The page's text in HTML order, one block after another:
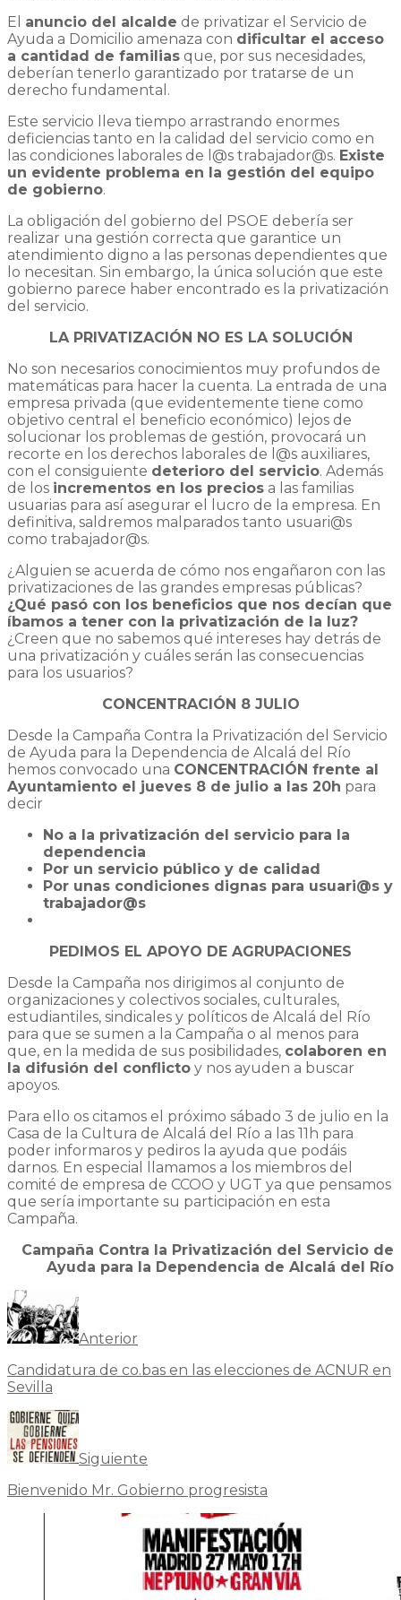
El anuncio del alcalde de privatizar el Servicio de
Ayuda a Domicilio amenaza con dificultar el acceso
a cantidad de familias que, por sus necesidades,
deberían tenerlo garantizado por tratarse de un
derecho fundamental.
Este servicio lleva tiempo arrastrando enormes
deficiencias tanto en la calidad del servicio como en
las condiciones laborales de l@s trabajador@s. Existe
un evidente problema en la gestión del equipo
de gobierno.
La obligación del gobierno del PSOE debería ser
realizar una gestión correcta que garantice un
atendimiento digno a las personas dependientes que
lo necesitan. Sin embargo, la única solución que este
gobierno parece haber encontrado es la privatización
del servicio.
LA PRIVATIZACIÓN NO ES LA SOLUCIÓN
No son necesarios conocimientos muy profundos de
matemáticas para hacer la cuenta. La entrada de una
empresa privada (que evidentemente tiene como
objetivo central el beneficio económico) lejos de
solucionar los problemas de gestión, provocará un
recorte en los derechos laborales de l@s auxiliares,
con el consiguiente deterioro del servicio. Además
de los incrementos en los precios a las familias
usuarias para así asegurar el lucro de la empresa. En
definitiva, saldremos malparados tanto usuari@s
como trabajador@s.
¿Alguien se acuerda de cómo nos engañaron con las
privatizaciones de las grandes empresas públicas?
¿Qué pasó con los beneficios que nos decían que
íbamos a tener con la privatización de la luz?
¿Creen que no sabemos qué intereses hay detrás de
una privatización y cuáles serán las consecuencias
para los usuarios?
CONCENTRACIÓN 8 JULIO
Desde la Campaña Contra la Privatización del Servicio
de Ayuda para la Dependencia de Alcalá del Río
hemos convocado una CONCENTRACIÓN frente al
Ayuntamiento el jueves 8 de julio a las 20h para
decir
No a la privatización del servicio para la
dependencia
Por un servicio público y de calidad
Por unas condiciones dignas para usuari@s y
trabajador@s
PEDIMOS EL APOYO DE AGRUPACIONES
Desde la Campaña nos dirigimos al conjunto de
organizaciones y colectivos sociales, culturales,
estudiantiles, sindicales y políticos de Alcalá del Río
para que se sumen a la Campaña o al menos para
que, en la medida de sus posibilidades, colaboren en
la difusión del conflicto y nos ayuden a buscar
apoyos.
Para ello os citamos el próximo sábado 3 de julio en la
Casa de la Cultura de Alcalá del Río a las 11h para
poder informaros y pediros la ayuda que podáis
darnos. En especial llamamos a los miembros del
comité de empresa de CCOO y UGT ya que pensamos
que sería importante su participación en esta
Campaña.
Campaña Contra la Privatización del Servicio de
Ayuda para la Dependencia de Alcalá del Río
Anterior
Candidatura de co.bas en las elecciones de ACNUR en
Sevilla
Siguiente
Bienvenido Mr. Gobierno progresista